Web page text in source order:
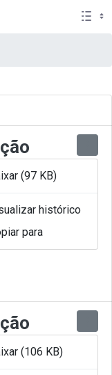
2023
Juliana
2023
(97 KB)
histórico
para
(106 KB)